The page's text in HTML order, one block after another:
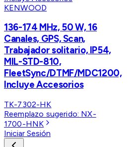
KENWOOD
136-174 MHz, 50 W, 16
Canales, GPS, Scan,
Trabajador solitario, IP54,
MIL-STD-810,
FleetSync/DTMF/MDC1200,
Incluye Accesorios
TK-7302-HK
Reemplazo sugerido: NX-
1700-HNK
Iniciar Sesión